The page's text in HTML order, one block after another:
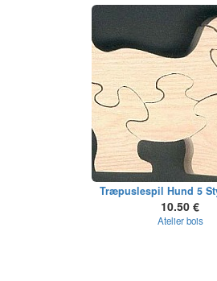
Træpuslespil Hund 5
10.50 €
Atelier bois